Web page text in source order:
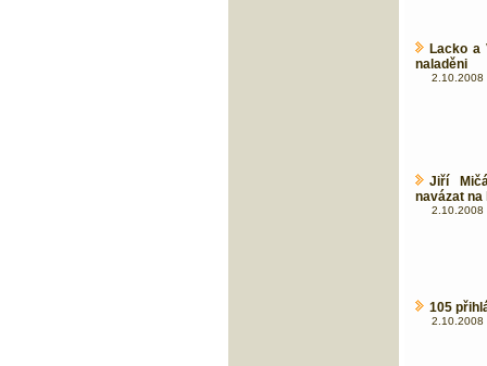
Lacko a
naladěni
2.10.2008
Jiří
navázat
2.10.2008
105
2.10.2008